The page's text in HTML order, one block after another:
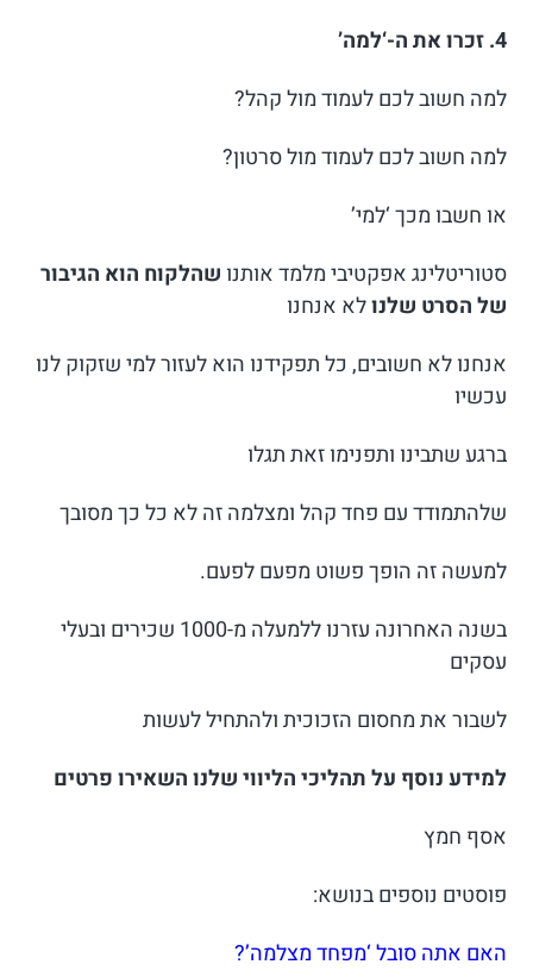
4. זכרו את ה-‘למה’
למה חשוב לכם לעמוד מול קהל?
למה חשוב לכם לעמוד מול סרטון?
או חשבו מכך ‘למי’
סטוריטלינג אפקטיבי מלמד אותנושהלקוח הוא הגיבור
של הסרט שלנולא אנחנו
אנחנו לא חשובים, כל תפקידנו הוא לעזור למי שזקוק לנו
עכשיו
ברגע שתבינו ותפנימו זאת תגלו
שלהתמודד עם פחד קהל ומצלמה זה לא כל כך מסובך
למעשה זה הופך פשוט מפעם לפעם.
בשנה האחרונה עזרנו ללמעלה מ-1000 שכירים ובעלי
עסקים
לשבור את מחסום הזכוכית ולהתחיל לעשות
למידע נוסף על תהליכי הליווי שלנו השאירו פרטים
אסף חמץ
פוסטים נוספים בנושא:
האם אתה סובל ‘מפחד מצלמה’?